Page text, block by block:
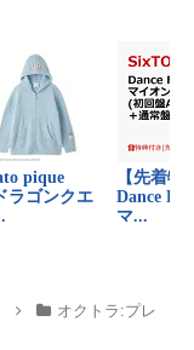
オクトラ:プレ